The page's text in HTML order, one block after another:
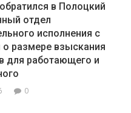
в Полоцкий
отдел
исполнения с
размере взыскания
для работающего и
0